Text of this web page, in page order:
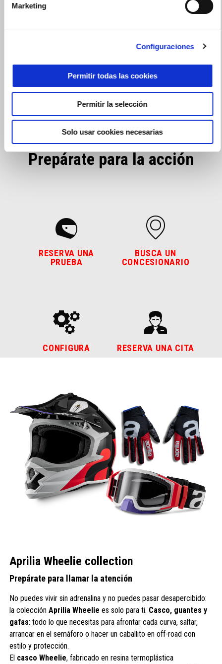
Marketing
Configuraciones
Permitir todas las cookies
Permitir la selección
Solo usar cookies necesarias
Prepárate para la acción
RESERVA UNA
PRUEBA
BUSCA UN
CONCESIONARIO
CONFIGURA RESERVA UNA CITA
Aprilia Wheelie collection
Prepárate para llamar la atención
No puedes vivir sin adrenalina y no puedes pasar desapercibido:
la colección Aprilia Wheelie es solo para ti. Casco, guantes y
gafas: todo lo que necesitas para afrontar cada curva, saltar,
arrancar en el semáforo o hacer un caballito en off-road con
estilo y protección.
El casco Wheelie, fabricado en resina termoplástica